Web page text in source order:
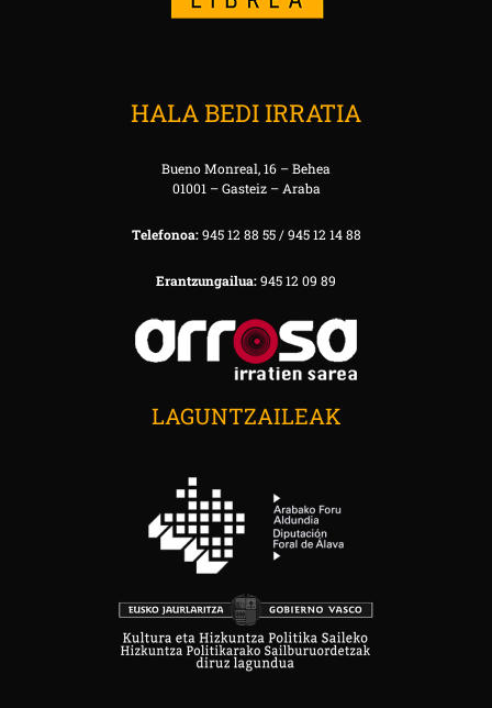
HALA BEDI IRRATIA
Bueno Monreal, 16 – Behea
01001 – Gasteiz – Araba
Telefonoa:945 12 88 55 / 945 12 14 88
Erantzungailua:945 12 09 89
LAGUNTZAILEAK